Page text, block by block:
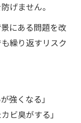
げません。
にある問題を改
繰り返すリスク
強くなる」
ビ臭がする」